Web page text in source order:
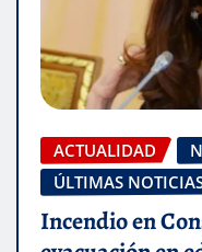
ACTUALIDAD
ÚLTIMAS
Incendio en